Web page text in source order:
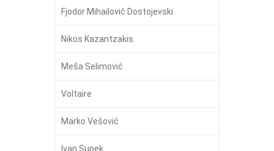
Fjodor Mihailovič Dostojevski
Nikos Kazantzakis
Meša Selimović
Voltaire
Marko Vešović
Ivan Supek